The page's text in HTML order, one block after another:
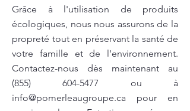
Grâce à l'utilisation de produits
écologiques, nous nous assurons de la
propreté tout en préservant la santé de
votre famille et de l'environnement.
Contactez-nous dès maintenant au
(855) 604-5477 ou à
info@pomerleaugroupe.ca pour en